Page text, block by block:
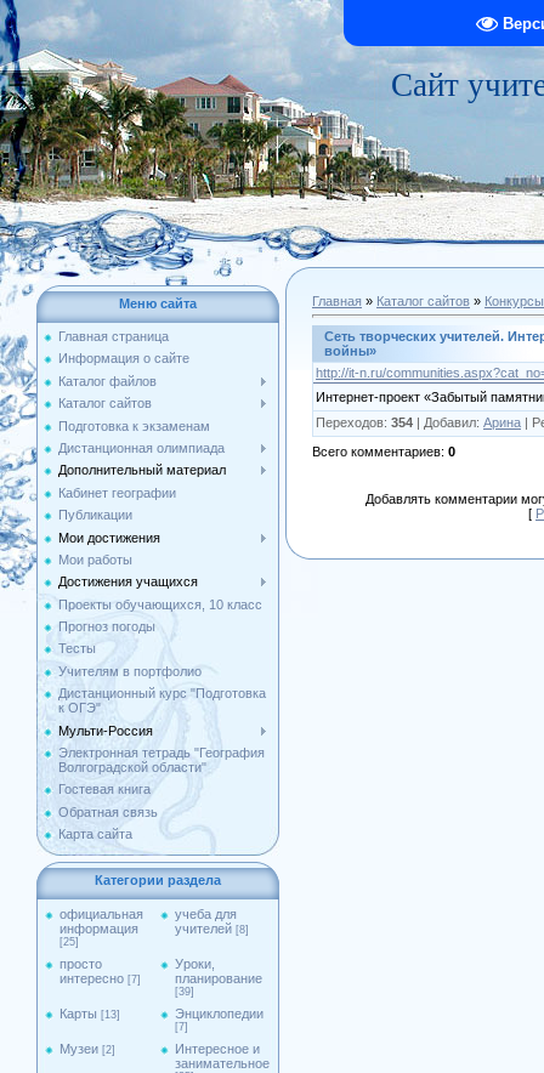
Сайт
Меню сайта
Главная страница
Информация о сайте
Каталог файлов
Каталог сайтов
Подготовка к экзаменам
Дистанционная олимпиада
Дополнительный материал
Кабинет географии
Публикации
Мои достижения
Мои работы
Достижения учащихся
Проекты обучающихся, 10 класс
Прогноз погоды
Тесты
Учителям в портфолио
Дистанционный курс "Подготовка
к ОГЭ"
Мульти-Россия
Электронная тетрадь "География
Волгоградской области"
Гостевая книга
Обратная связь
Карта сайта
Категории раздела
официальная
информация
[25]
учеба для
учителей [8]
просто
интересно [7]
Уроки,
планирование
[39]
Карты [13] Энциклопедии
[7]
Музеи [2]
Интересное и
занимательное
Главная » Каталог сайтов »
Сеть творческих учителей.
войны»
http://it-n.ru/
Интернет-проект «Забытый
Переходов: 354 | Добавил: Арина |
Всего комментариев: 0
Добавлять комментарии
[